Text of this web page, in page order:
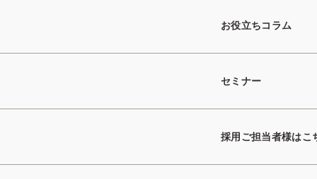
お役立ちコラム
セミナー
採用ご担当者様はこ
ノウハウ